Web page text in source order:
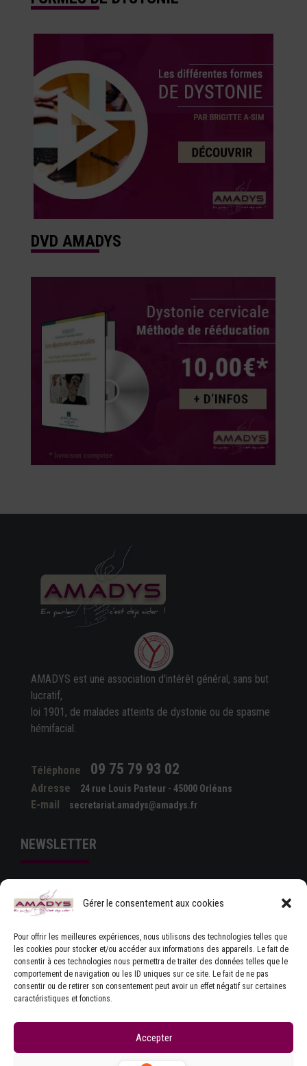
Gérer le consentement aux cookies
Pour offrir les meilleures expériences, nous utilisons des technologies telles que
les cookies pour stocker et/ou accéder aux informations des appareils. Le fait de
consentir à ces technologies nous permettra de traiter des données telles que le
comportement de navigation ou les ID uniques sur ce site. Le fait de ne pas
consentir ou de retirer son consentement peut avoir un effet négatif sur certaines
caractéristiques et fonctions.
Accepter
DVD AMADYS
AMADYS est une association d'intérêt général, sans but
lucratif,
loi 1901, de malades atteints de dystonie ou de spasme
hémifacial.
Téléphone 09 75 79 93 02
Adresse 24 rue Louis Pasteur - 45000 Orléans
E-mail secretariat.amadys@amadys.fr
NEWSLETTER
J'ACCEPTE LES CONDITIONS GÉNÉRALES
D'UTILISATION